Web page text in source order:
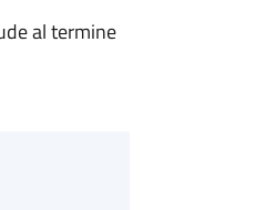
al termine